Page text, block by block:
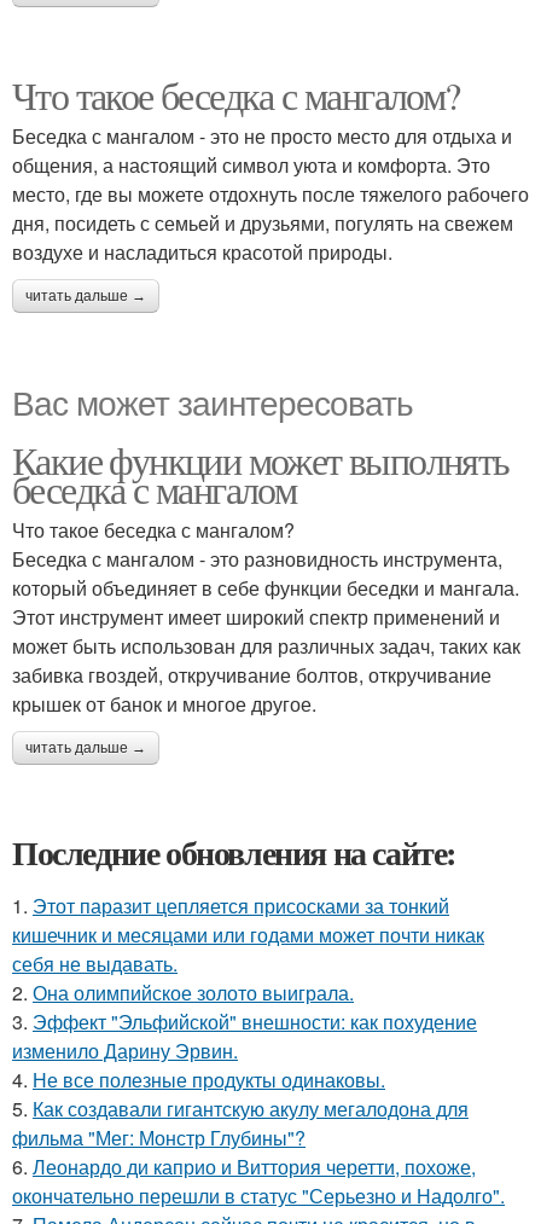
Что такое беседка с мангалом?
Беседка с мангалом - это не просто место для отдыха и
общения, а настоящий символ уюта и комфорта. Это
место, где вы можете отдохнуть после тяжелого рабочего
дня, посидеть с семьей и друзьями, погулять на свежем
воздухе и насладиться красотой природы.
читать дальше →
Вас может заинтересовать
Какие функции может выполнять
беседка с мангалом
Что такое беседка с мангалом?
Беседка с мангалом - это разновидность инструмента,
который объединяет в себе функции беседки и мангала.
Этот инструмент имеет широкий спектр применений и
может быть использован для различных задач, таких как
забивка гвоздей, откручивание болтов, откручивание
крышек от банок и многое другое.
читать дальше →
Последние обновления на сайте:
1. Этот паразит цепляется присосками за тонкий
кишечник и месяцами или годами может почти никак
себя не выдавать.
2. Она олимпийское золото выиграла.
3. Эффект "Эльфийской" внешности: как похудение
изменило Дарину Эрвин.
4. Не все полезные продукты одинаковы.
5. Как создавали гигантскую акулу мегалодона для
фильма "Мег: Монстр Глубины"?
6. Леонардо ди каприо и Виттория черетти, похоже,
окончательно перешли в статус "Серьезно и Надолго".